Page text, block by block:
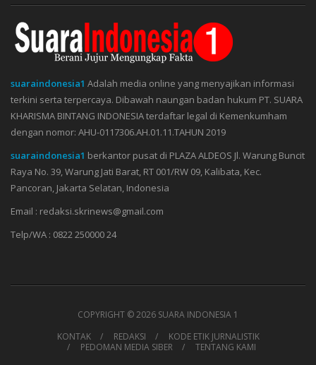
suaraindonesia1 Adalah media online yang menyajikan informasi
terkini serta terpercaya. Dibawah naungan badan hukum PT. SUARA
KHARISMA BINTANG INDONESIA terdaftar legal di Kemenkumham
dengan nomor: AHU-0117306.AH.01.11.TAHUN 2019
suaraindonesia1 berkantor pusat di PLAZA ALDEOS Jl. Warung Buncit
Raya No. 39, Warung Jati Barat, RT 001/RW 09, Kalibata, Kec.
Pancoran, Jakarta Selatan, Indonesia
Email : redaksi.skrinews@gmail.com
Telp/WA : 0822 250000 24
COPYRIGHT ©2026 SUARA INDONESIA 1
KONTAK
REDAKSI
KODE ETIK JURNALISTIK
PEDOMAN MEDIA SIBER
TENTANG KAMI